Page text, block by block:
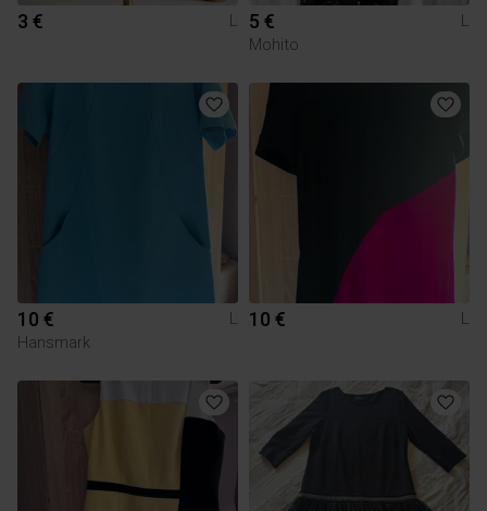
3 € L 5 €
L
Mohito
10 €
L
Hansmark
10 € L